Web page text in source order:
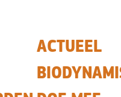
ACTUEEL